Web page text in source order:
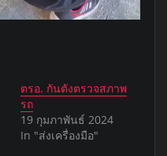
ตรอ. กันตังตรวจสภาพ
รถ
19 กุมภาพันธ์ 2024
In "ส่งเครื่องมือ"